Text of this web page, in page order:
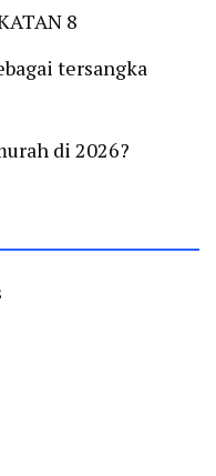
8
tersangka
di 2026?